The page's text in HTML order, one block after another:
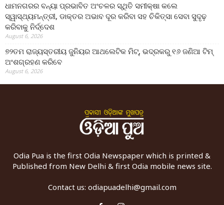
ଧାମନଗରର ବନ୍ୟା ପ୍ରଭାବିତ ଅଂଚଳର ସ୍ଥିତି ସମୀକ୍ଷା କଲେ
ସ୍ୱାସ୍ଥ୍ୟମନ୍ତ୍ରୀ, ଡାକ୍ତର ଅଭାବ ଦୂର କରିବା ସହ ଚିକିତ୍ସା ସେବା ସୁଦୃଢ଼
କରିବାକୁ ନିର୍ଦ୍ଦେଶ
August 6, 2026
୭୨ତମ ରାଜ୍ୟସ୍ତରୀୟ ଜୁନିୟର ଆଥଲେଟିକ ମିଟ୍‌, ଭଦ୍ରକରୁ ୧୬ ଜଣିଆ ଟିମ୍
ଅଂଶଗ୍ରହଣ କରିବେ
August 6, 2026
Odia Pua is the first Odia Newspaper which is printed &
Published from New Delhi & first Odia mobile news site.
Contact us: odiapuadelhi@gmail.com